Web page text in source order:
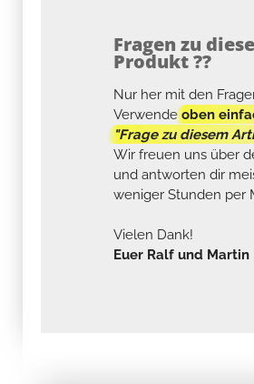
Fragen zu
Produkt ??
Nur her mit den
Verwendeoben
"Frage zu diesem
Wir freuen uns über
und antworten dir
weniger Stunden per
Vielen Dank!
Euer Ralf und Martin